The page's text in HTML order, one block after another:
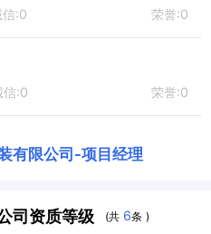
信:0 荣誉:0
信:0 荣誉:0
有限公司 -项目经理
司资质等级 (共 6条 )